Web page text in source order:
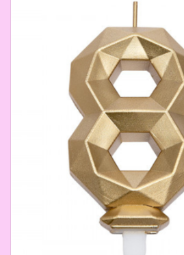
Aanbiedingen
Cindy's Favorieten
Cadeaubonnen